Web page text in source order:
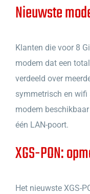
Nieuwste
Klanten die voor 8
modem dat een
verdeeld over
symmetrisch en wifi
modem
één LAN-poort.
XGS-PON:
Het nieuwste XGS-